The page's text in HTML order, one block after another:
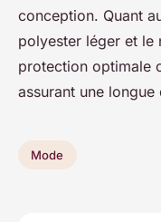
conception. Quant
polyester léger et le
protection optimale
assurant une longue
Mode